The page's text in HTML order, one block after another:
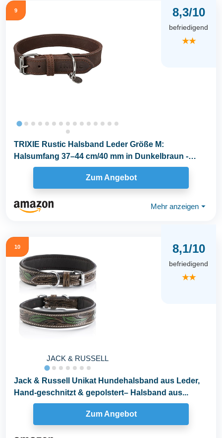
9 8,3/10
befriedigend
★★
TRIXIE Rustic Halsband Leder Größe M:
Halsumfang 37–44 cm/40 mm in Dunkelbraun -
genähtes...
Zum Angebot
Mehr anzeigen ⏷
10
JACK & RUSSELL
8,1/10
befriedigend
★★
Jack & Russell Unikat Hundehalsband aus Leder,
Hand-geschnitzt & gepolstert– Halsband aus...
Zum Angebot